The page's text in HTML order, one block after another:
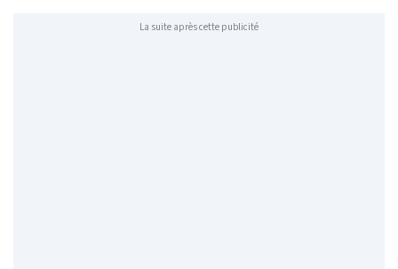
La suite après cette publicité